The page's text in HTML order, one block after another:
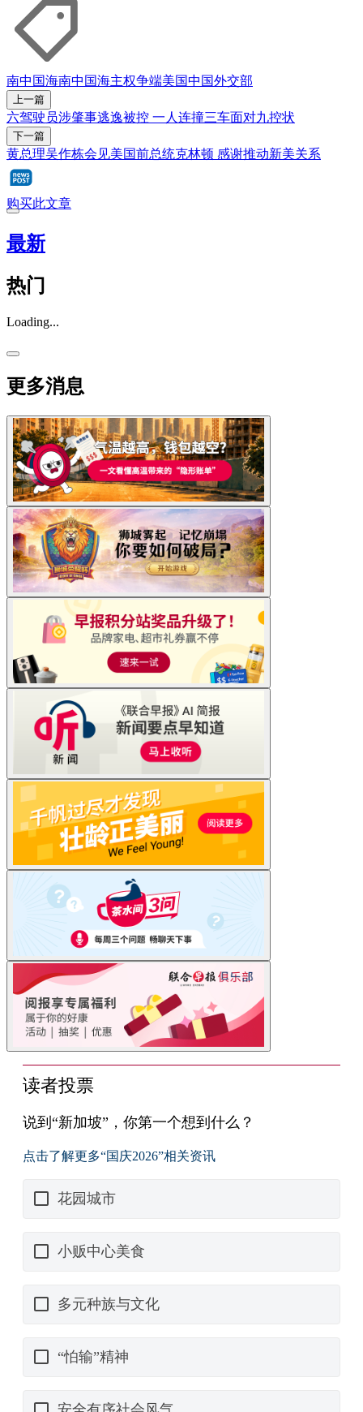
南中国海南中国海主权争端美国中国外交部
上一篇
六驾驶员涉肇事逃逸被控 一人连撞三车面对九控状
下一篇
黄总理吴作栋会见美国前总统克林顿 感谢推动新美关系
购买此文章
最新
热门
Loading...
更多消息